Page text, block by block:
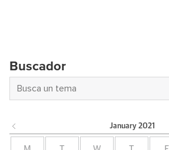
Buscador
January 2021